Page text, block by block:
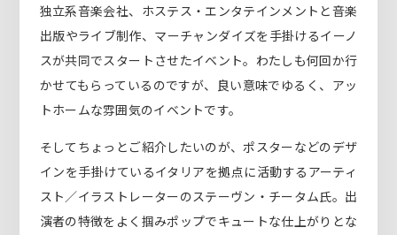
独立系音楽会社、ホステス・エンタテインメントと音楽
出版やライブ制作、マーチャンダイズを手掛けるイーノ
スが共同でスタートさせたイベント。わたしも何回か行
かせてもらっているのですが、良い意味でゆるく、アッ
トホームな雰囲気のイベントです。
そしてちょっとご紹介したいのが、ポスターなどのデザ
インを手掛けているイタリアを拠点に活動するアーティ
スト／イラストレーターのステーヴン・チータム氏。出
演者の特徴をよく掴みポップでキュートな仕上がりとな